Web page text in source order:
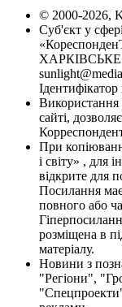
© 2000-2026,
Суб'єкт у
ХАРКІВСЬКЕ
Використання
сайті,
При
і світу» , для
відкрите для
Посилання
повного або
розміщена в
матеріалу.
Новини з
"Регіони",